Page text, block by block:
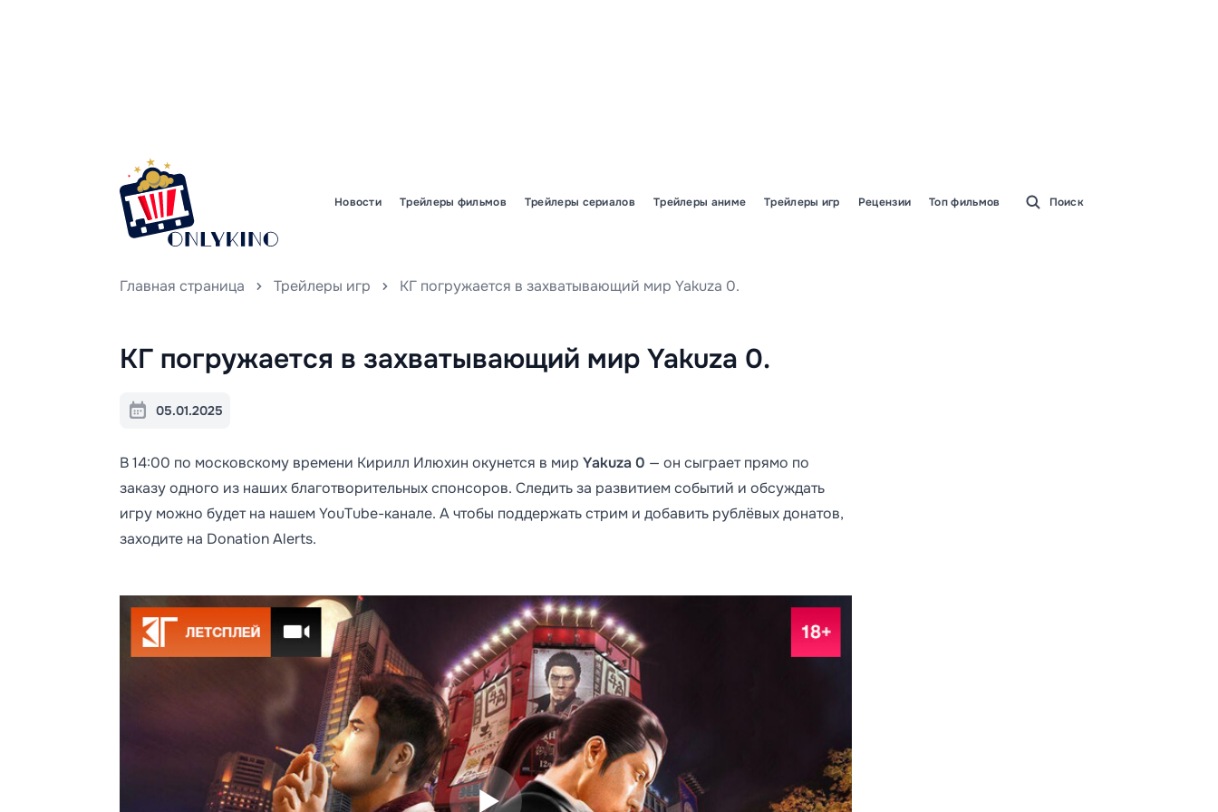
Новости Трейлеры фильмов Трейлеры сериалов Трейлеры аниме Трейлеры игр Рецензии Топ фильмов Поиск
Главная страница Трейлеры игр КГ погружается в захватывающий мир Yakuza 0.
КГ погружается в захватывающий мир Yakuza 0.
05.01.2025
В 14:00 по московскому времени Кирилл Илюхин окунется в мир Yakuza 0 — он сыграет прямо по
заказу одного из наших благотворительных спонсоров. Следить за развитием событий и обсуждать
игру можно будет на нашем YouTube-канале. А чтобы поддержать стрим и добавить рублёвых донатов,
заходите на Donation Alerts.